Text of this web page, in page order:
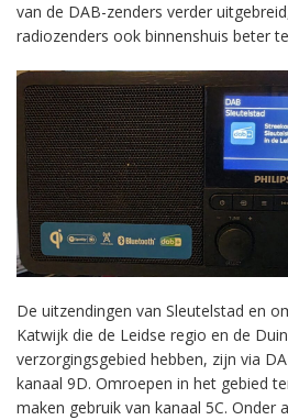
van de DAB-zenders verder
radiozenders ook binnenshuis beter
De uitzendingen van Sleutelstad en
Katwijk die de Leidse regio en de
verzorgingsgebied hebben, zijn via
kanaal 9D. Omroepen in het gebied
maken gebruik van kanaal 5C. Onder